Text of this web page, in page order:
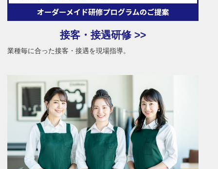
接客・接遇研修 >>
業種毎に合った接客・接遇を現場指導。